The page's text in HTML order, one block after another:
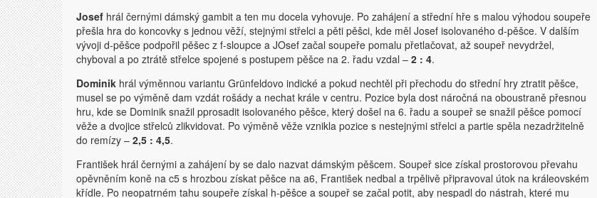
Josef hrál černými dámský gambit a ten mu docela vyhovuje. Po zahájení a střední hře s malou výhodou soupeře
přešla hra do koncovky s jednou věží, stejnými střelci a pěti pěšci, kde měl Josef isolovaného d-pěšce. V dalším
vývoji d-pěšce podpořil pěšec z f-sloupce a JOsef začal soupeře pomalu přetlačovat, až soupeř nevydržel,
chyboval a po ztrátě střelce spojené s postupem pěšce na 2. řadu vzdal – 2 : 4.
Dominik hrál výměnnou variantu Grünfeldovo indické a pokud nechtěl při přechodu do střední hry ztratit pěšce,
musel se po výměně dam vzdát rošády a nechat krále v centru. Pozice byla dost náročná na oboustraně přesnou
hru, kde se Dominik snažil pprosadit isolovaného pěšce, který došel na 6. řadu a soupeř se snažil pěšce pomocí
věže a dvojice střelců zlikvidovat. Po výměně věže vznikla pozice s nestejnými střelci a partie spěla nezadržitelně
do remízy – 2,5 : 4,5.
František hrál černými a zahájení by se dalo nazvat dámským pěšcem. Soupeř sice získal prostorovou převahu
opěvněním koně na c5 s hrozbou získat pěšce na a6, František nedbal a trpělivě připravoval útok na králeovském
křídle. Po neopatrném tahu soupeře získal h-pěšce a soupeř se začal potit, aby nespadl do nástrah, které mu